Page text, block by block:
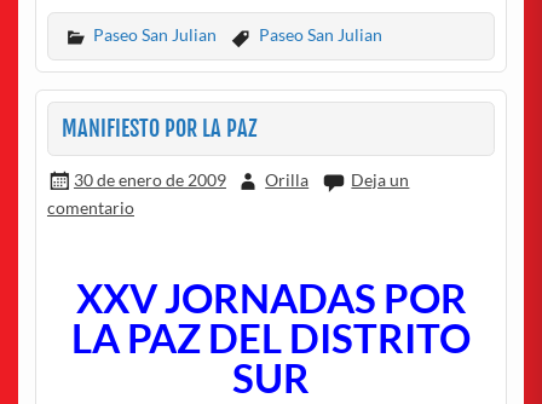
Paseo San Julian Paseo San Julian
MANIFIESTO POR LA PAZ
30 de enero de 2009 Orilla
Deja un
comentario
XXV JORNADAS POR
LA PAZ DEL DISTRITO
SUR